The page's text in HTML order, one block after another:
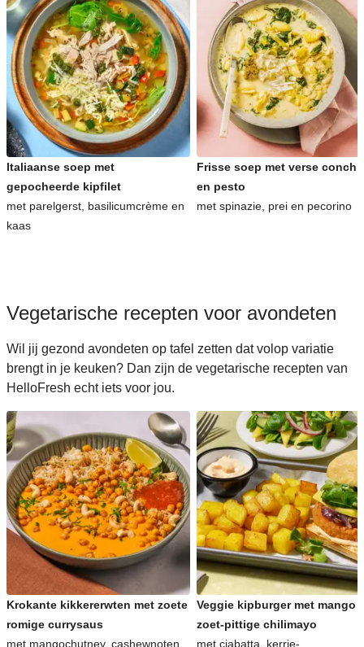
Italiaanse soep met
gepocheerde kipfilet
met parelgerst, basilicumcrème en
kaas
Frisse soep met verse
en pesto
met spinazie, prei en pecorino
Vegetarische recepten voor avondeten
Wil jij gezond avondeten op tafel zetten dat volop variatie
brengt in je keuken? Dan zijn de vegetarische recepten van
HelloFresh echt iets voor jou.
Krokante kikkererwten met zoete
romige currysaus
met mangochutney, cashewnoten,
Veggie kipburger met mango
zoet-pittige chilimayo
met ciabatta, kerrie-